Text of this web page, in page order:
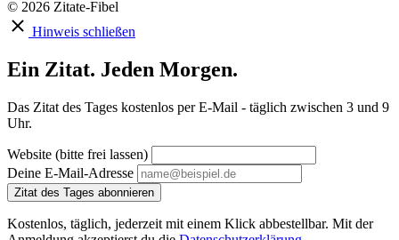
© 2026 Zitate-Fibel
Hinweis schließen
Ein Zitat. Jeden Morgen.
Das Zitat des Tages kostenlos per E-Mail - täglich zwischen 3 und 9
Uhr.
Website (bitte frei lassen)
Deine E-Mail-Adresse
Zitat des Tages abonnieren
Kostenlos, täglich, jederzeit mit einem Klick abbestellbar. Mit der